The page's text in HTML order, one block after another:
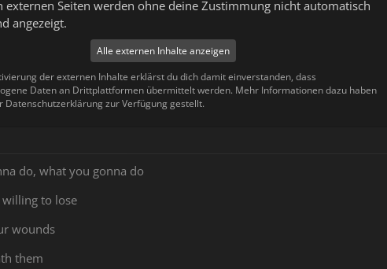
externen Seiten werden ohne deine Zustimmung nicht automatisch
angezeigt.
Alle externen Inhalte anzeigen
der externen Inhalte erklärst du dich damit einverstanden, dass
Daten an Drittplattformen übermittelt werden. Mehr Informationen dazu haben
Datenschutzerklärung zur Verfügung gestellt.
do, what you gonna do
to lose
wounds
them